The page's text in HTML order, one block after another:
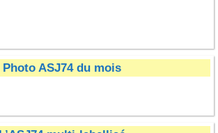
Conseil Général
Photo ASJ74 du mois